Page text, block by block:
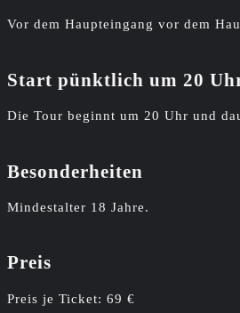
Vor dem Haupteingang vor dem
Start pünktlich um 20
Die Tour beginnt um 20 Uhr und
Besonderheiten
Mindestalter 18 Jahre.
Preis
Preis je Ticket: 69 €